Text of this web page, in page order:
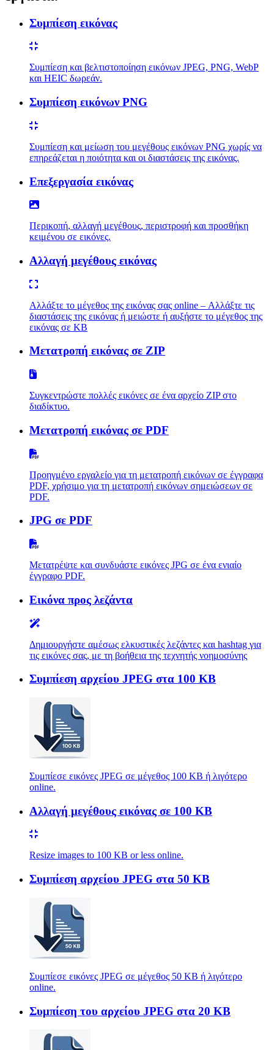
Συμπίεση εικόνας
Συμπίεση και βελτιστοποίηση εικόνων JPEG, PNG, WebP
και HEIC δωρεάν.
Συμπίεση εικόνων PNG
Συμπίεση και μείωση του μεγέθους εικόνων PNG χωρίς να
επηρεάζεται η ποιότητα και οι διαστάσεις της εικόνας.
Επεξεργασία εικόνας
Περικοπή, αλλαγή μεγέθους, περιστροφή και προσθήκη
κειμένου σε εικόνες.
Αλλαγή μεγέθους εικόνας
Αλλάξτε το μέγεθος της εικόνας σας online – Αλλάξτε τις
διαστάσεις της εικόνας ή μειώστε ή αυξήστε το μέγεθος της
εικόνας σε KB
Μετατροπή εικόνας σε ZIP
Συγκεντρώστε πολλές εικόνες σε ένα αρχείο ZIP στο
διαδίκτυο.
Μετατροπή εικόνας σε PDF
Προηγμένο εργαλείο για τη μετατροπή εικόνων σε έγγραφα
PDF, χρήσιμο για τη μετατροπή εικόνων σημειώσεων σε
PDF.
JPG σε PDF
Μετατρέψτε και συνδυάστε εικόνες JPG σε ένα ενιαίο
έγγραφο PDF.
Εικόνα προς λεζάντα
Δημιουργήστε αμέσως ελκυστικές λεζάντες και hashtag για
τις εικόνες σας, με τη βοήθεια της τεχνητής νοημοσύνης
Συμπίεση αρχείου JPEG στα 100 KB
Συμπίεσε εικόνες JPEG σε μέγεθος 100 KB ή λιγότερο
online.
Αλλαγή μεγέθους εικόνας σε 100 KB
Resize images to 100 KB or less online.
Συμπίεση αρχείου JPEG στα 50 KB
Συμπίεσε εικόνες JPEG σε μέγεθος 50 KB ή λιγότερο
online.
Συμπίεση του αρχείου JPEG στα 20 KB